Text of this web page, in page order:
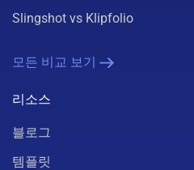
Slingshot vs Klipfolio
모든 비교 보기
리소스
블로그
템플릿